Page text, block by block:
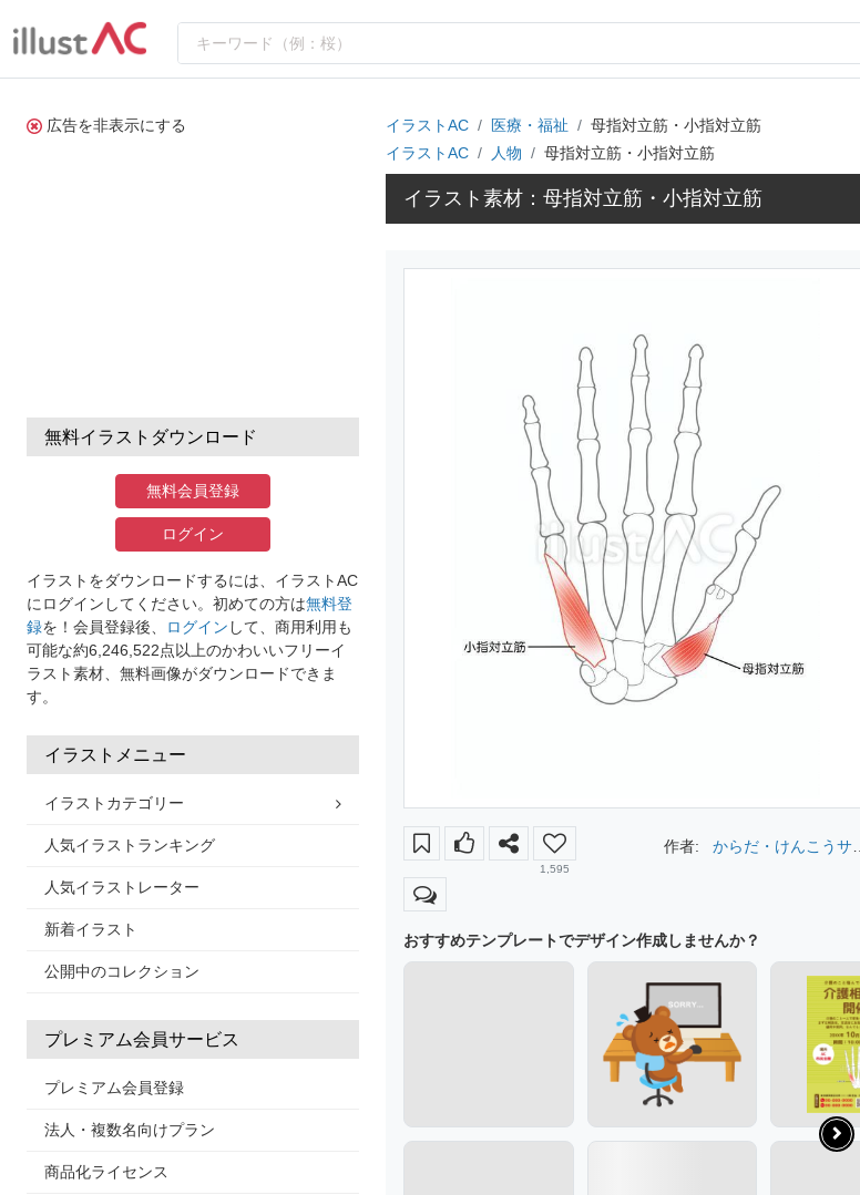
広告を非表示にする
無料イラストダウンロード
無料会員登録
ログイン
イラストをダウンロードするには、イラストAC
にログインしてください。初めての方は無料登
録を！会員登録後、 ログイン して、商用利用も
可能な約6,246,522点以上のかわいいフリーイ
ラスト素材、無料画像がダウンロードできま
す。
イラストメニュー
イラストカテゴリー
人気イラストランキング
人気イラストレーター
新着イラスト
公開中のコレクション
プレミアム会員サービス
プレミアム会員登録
法人・複数名向けプラン
商品化ライセンス
イラストAC 医療・福祉
母指対立筋・小指対立筋
イラストAC
人物 母指対立筋・小指対立筋
イラスト素材：母指対立筋・小指対立筋
1,595
作者:
からだ・けんこうサポ
おすすめテンプレートでデザイン作成しませんか？